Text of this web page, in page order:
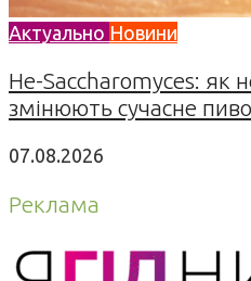
Актуально Новини
Не-Saccharomyces: як
змінюють сучасне
07.08.2026
Реклама